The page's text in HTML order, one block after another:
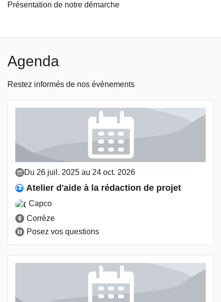
Présentation de notre démarche
Agenda
Restez informés de nos évènements
Du 26 juil. 2025 au 24 oct. 2026
Atelier d'aide à la rédaction de projet
Capco
Corrèze
Posez vos questions